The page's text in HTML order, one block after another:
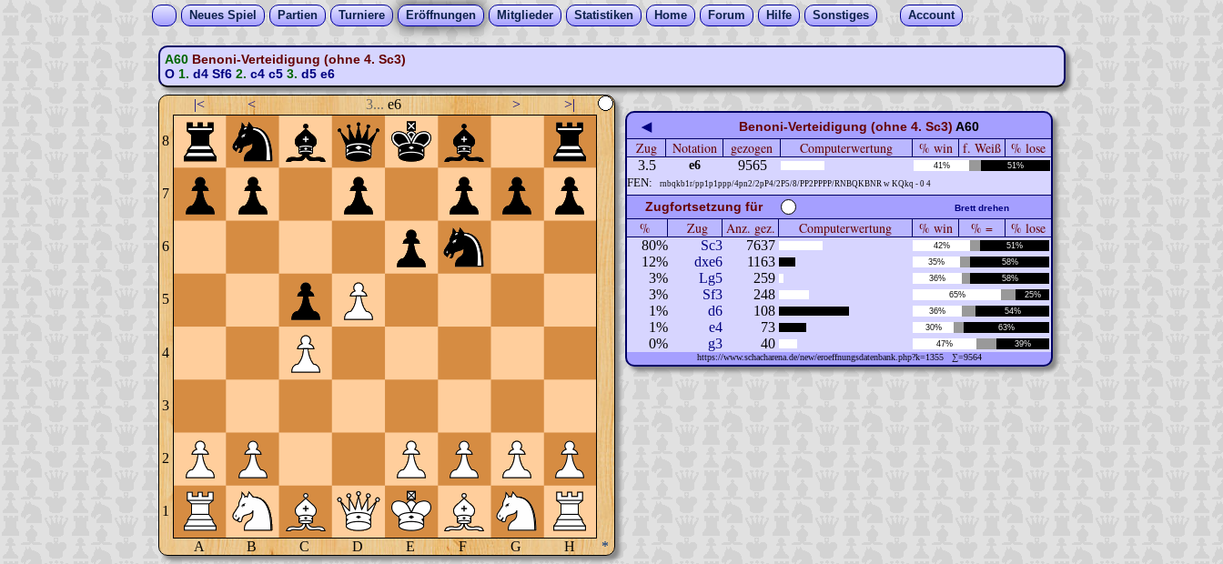
Neues Spiel Partien Turniere Eröffnungen Mitglieder Statistiken Home Forum Hilfe Sonstiges Account
A60 Benoni-Verteidigung (ohne 4. Sc3)
O1. d4 Sf62. c4 c53. d5 e6
|< < 3... e6 > >|
8
7
6
5
4
3
2
1
A B C D E F G H *
◀ Benoni-Verteidigung (ohne 4. Sc3) A60
Zug Notation gezogen Computerwertung % win f. Weiß % lose
3.5 e6 9565 41% 51%
FEN: rnbqkb1r/pp1p1ppp/4pn2/2pP4/2P5/8/PP2PPPP/RNBQKBNR w KQkq - 0 4
Zugfortsetzung für Brett drehen
% Zug Anz. gez. Computerwertung % win % = % lose
80% Sc3 7637 42% 51%
12% dxe6 1163 35% 58%
3% Lg5 259 36% 58%
3% Sf3 248 65% 25%
1% d6 108 36% 54%
1% e4 73 30% 63%
0% g3 40 47% 39%
https://www.schacharena.de/new/eroeffnungsdatenbank.php?k=1355 ∑=9564